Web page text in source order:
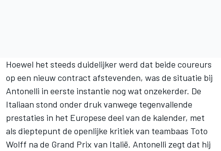
Hoewel het steeds duidelijker werd dat beide coureurs
op een nieuw contract afstevenden, was de situatie bij
Antonelli in eerste instantie nog wat onzekerder. De
Italiaan stond onder druk vanwege tegenvallende
prestaties in het Europese deel van de kalender, met
als dieptepunt de openlijke kritiek van teambaas Toto
Wolff na de Grand Prix van Italië. Antonelli zegt dat hij